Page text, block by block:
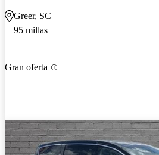
Greer, SC
95 millas
Gran oferta